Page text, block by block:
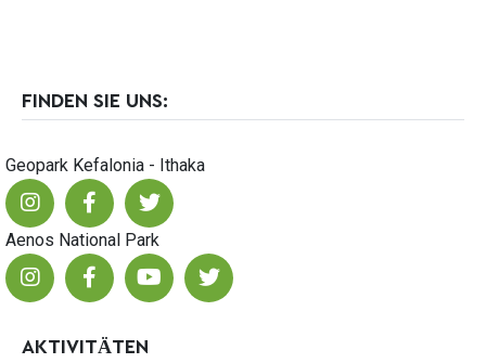
FINDEN SIE UNS:
Geopark Kefalonia - Ithaka
Aenos National Park
AKTIVITÄTEN